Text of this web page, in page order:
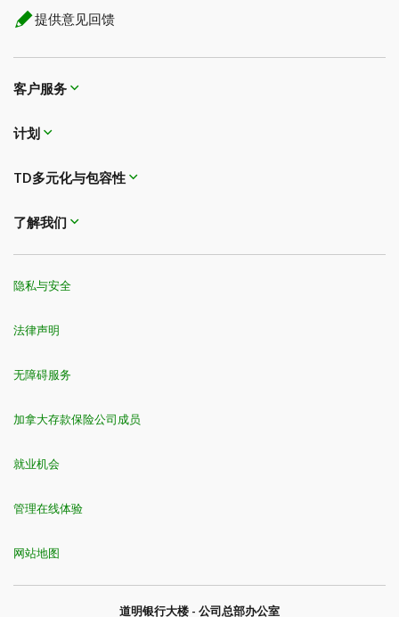
提供意见回馈
客户服务
计划
TD多元化与包容性
了解我们
隐私与安全
法律声明
无障碍服务
加拿大存款保险公司成员
就业机会
管理在线体验
网站地图
道明银行大楼 - 公司总部办公室